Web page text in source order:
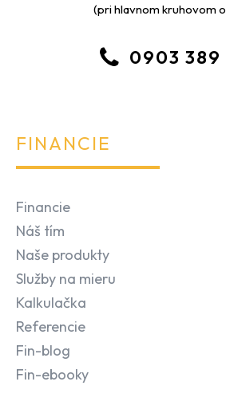
(pri hlavnom kruhovom
0903 389
FINANCIE
Financie
Náš tím
Naše produkty
Služby na mieru
Kalkulačka
Referencie
Fin-blog
Fin-ebooky